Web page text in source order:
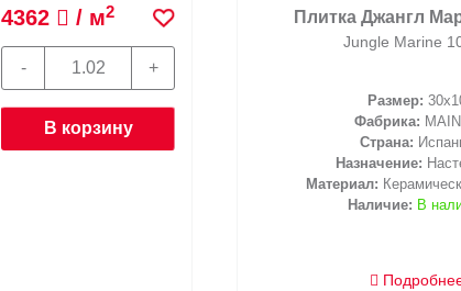
4362 / м2
В корзину
Плитка Джангл
Jungle Marine
Размер:
Фабрика:
Страна:
Назначение:
Материал:
Наличие: В